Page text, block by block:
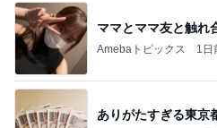
ママとママ友と触れ
Amebaトピックス 1日
ありがたすぎる東京